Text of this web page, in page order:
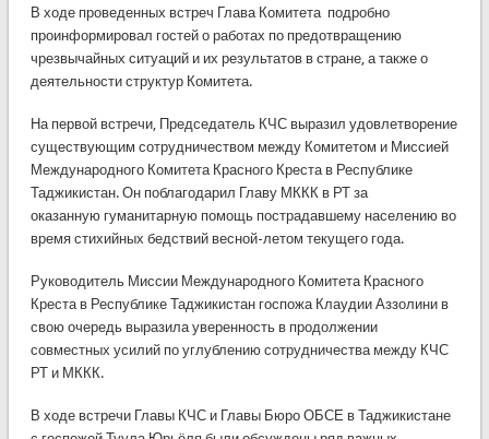
В ходе проведенных встреч Глава Комитета подробно
проинформировал гостей о работах по предотвращению
чрезвычайных ситуаций и их результатов в стране, а также о
деятельности структур Комитета.
На первой встречи, Председатель КЧС выразил удовлетворение
существующим сотрудничеством между Комитетом и Миссией
Международного Комитета Красного Креста в Республике
Таджикистан. Он поблагодарил Главу МККК в РТ за
оказанную гуманитарную помощь пострадавшему населению во
время стихийных бедствий весной-летом текущего года.
Руководитель Миссии Международного Комитета Красного
Креста в Республике Таджикистан госпожа Клаудии Аззолини в
свою очередь выразила уверенность в продолжении
совместных усилий по углублению сотрудничества между КЧС
РТ и МККК.
В ходе встречи Главы КЧС и Главы Бюро ОБСЕ в Таджикистане